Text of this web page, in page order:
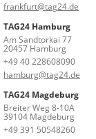
frankfurt@tag24.de
TAG24 Hamburg
Am Sandtorkai 77
20457 Hamburg
+49 40 228608090
hamburg@tag24.de
TAG24 Magdeburg
Breiter Weg 8-10A
39104 Magdeburg
+49 391 50548260